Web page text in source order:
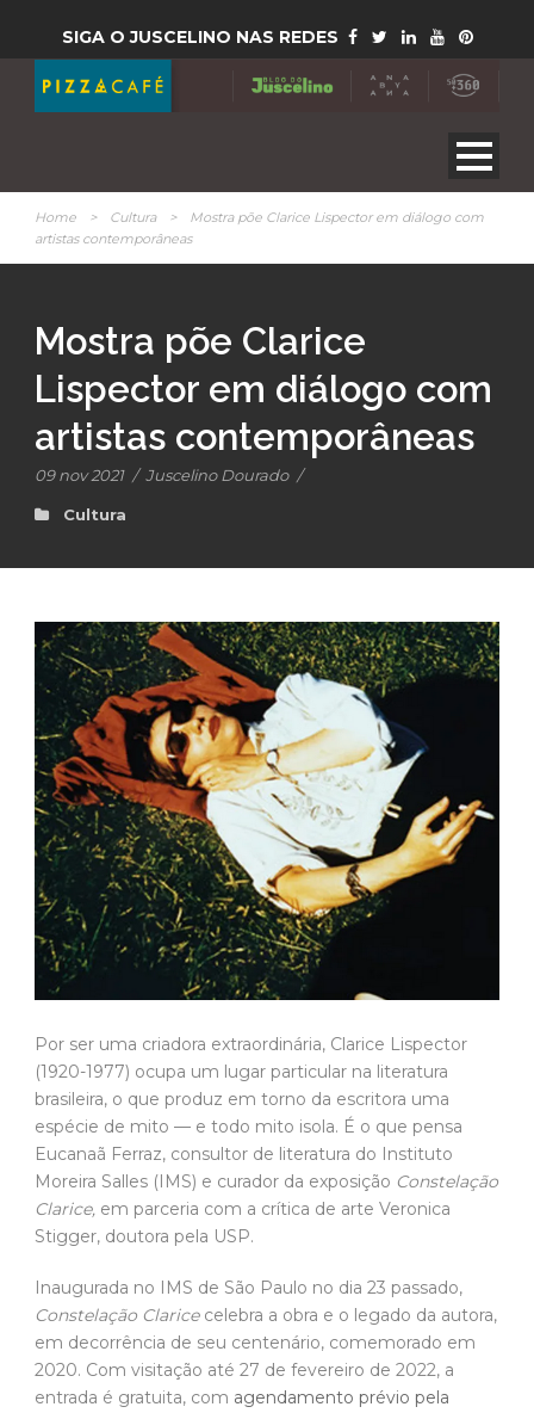
SIGA O JUSCELINO NAS REDES
Home > Cultura >
Mostra põe Clarice Lispector em diálogo com
artistas contemporâneas
Mostra põe Clarice
Lispector em diálogo com
artistas contemporâneas
09 nov 2021 / Juscelino Dourado /
Cultura
Por ser uma criadora extraordinária, Clarice Lispector
(1920-1977) ocupa um lugar particular na literatura
brasileira, o que produz em torno da escritora uma
espécie de mito — e todo mito isola. É o que pensa
Eucanaã Ferraz, consultor de literatura do Instituto
Moreira Salles (IMS) e curador da exposição Constelação
Clarice, em parceria com a crítica de arte Veronica
Stigger, doutora pela USP.
Inaugurada no IMS de São Paulo no dia 23 passado,
Constelação Claricecelebra a obra e o legado da autora,
em decorrência de seu centenário, comemorado em
2020. Com visitação até 27 de fevereiro de 2022, a
entrada é gratuita, com agendamento prévio pela